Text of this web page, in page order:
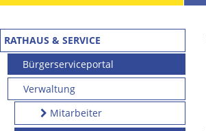
RATHAUS & SERVICE
Bürgerserviceportal
Verwaltung
Mitarbeiter